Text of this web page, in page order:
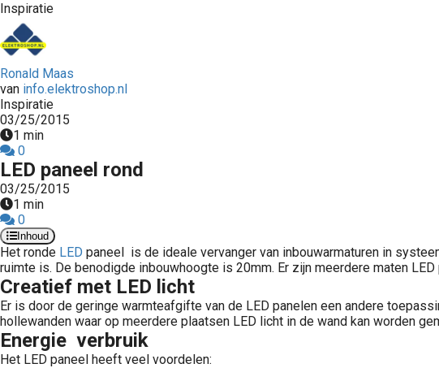
Inspiratie
Ronald Maas
van info.elektroshop.nl
Inspiratie
03/25/2015
1 min
0
LED paneel rond
03/25/2015
1 min
0
Inhoud
Het ronde LED paneel is de ideale vervanger van inbouwarmaturen in
ruimte is. De benodigde inbouwhoogte is 20mm. Er zijn meerdere maten
Creatief met LED licht
Er is door de geringe warmteafgifte van de LED panelen een andere
hollewanden waar op meerdere plaatsen LED licht in de wand kan worden
Energie verbruik
Het LED paneel heeft veel voordelen: